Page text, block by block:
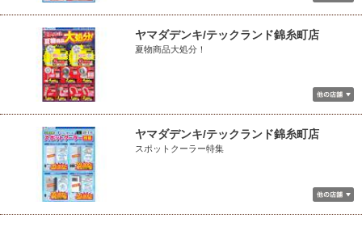
ヤマダデンキ/テックランド錦糸町店
夏物商品大処分！
ヤマダデンキ/テックランド錦糸町店
スポットクーラー特集